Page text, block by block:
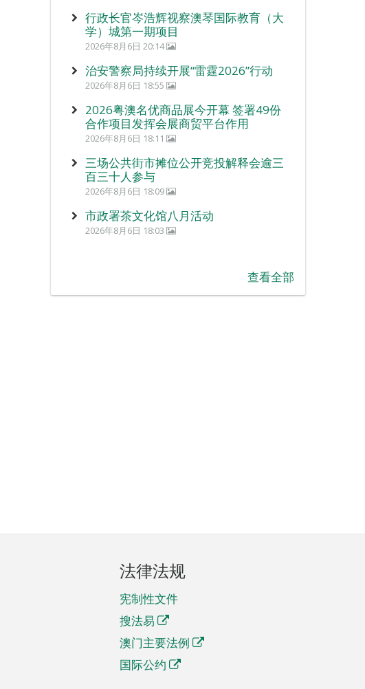
行政长官岑浩辉视察澳琴国际教育（大
学）城第一期项目
2026年8月6日 20:14
治安警察局持续开展“雷霆2026”行动
2026年8月6日 18:55
2026粤澳名优商品展今开幕 签署49份
合作项目发挥会展商贸平台作用
2026年8月6日 18:11
三场公共街市摊位公开竞投解释会逾三
百三十人参与
2026年8月6日 18:09
市政署茶文化馆八月活动
2026年8月6日 18:03
查看全部
法律法规
宪制性文件
搜法易
澳门主要法例
国际公约